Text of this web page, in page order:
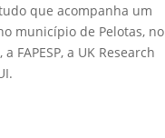
que acompanha um
município de Pelotas, no
a UK Research